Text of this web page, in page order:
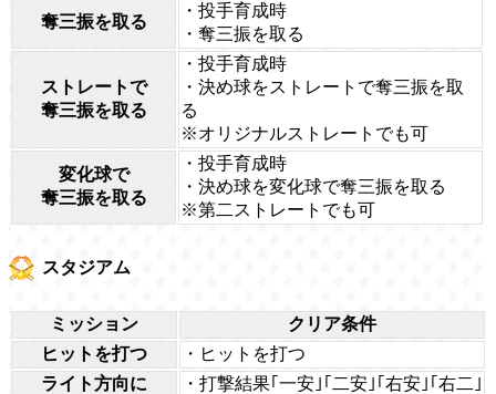
奪三振を取る
・投手育成時
・奪三振を取る
ストレートで
奪三振を取る
・投手育成時
・決め球をストレートで奪三振を取
る
※オリジナルストレートでも可
変化球で
奪三振を取る
・投手育成時
・決め球を変化球で奪三振を取る
※第二ストレートでも可
スタジアム
ミッション
クリア条件
ヒットを打つ
・ヒットを打つ
ライト方向に
・打撃結果｢一安｣｢二安｣｢右安｣｢右二｣